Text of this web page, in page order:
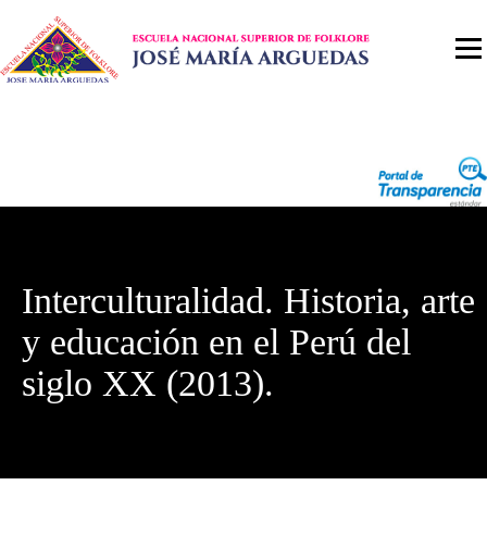
Interculturalidad. Historia, arte
y educación en el Perú del
siglo XX (2013).